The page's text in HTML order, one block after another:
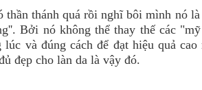
thần thánh quá rồi nghĩ bôi mình nó
Bởi nó không thể thay thế các
và đúng cách để đạt hiệu quả
đẹp cho làn da là vậy đó.